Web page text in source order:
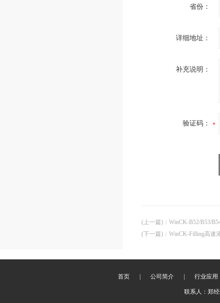
省份：
详细地址：
补充说明：
验证码：
(上一篇) ： WinCK-B52/B53/
(下一篇) ： WinCK-Filling高速
首页 公司简介 行业应用
联系人：郑